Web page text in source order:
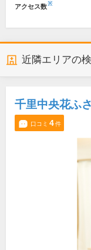
アクセス数※
近隣エリアの
千里中央花ふ
口コミ 4件